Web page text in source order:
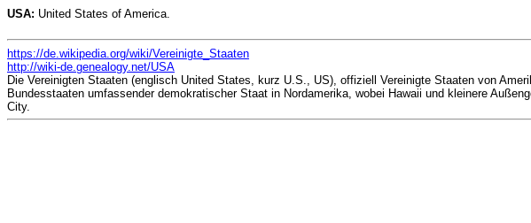
USA: United States of America.
https://de.wikipedia.org/wiki/Vereinigte_Staaten
http://wiki-de.genealogy.net/USA
Die Vereinigten Staaten (englisch United States, kurz U.S., US), offiziell Vereinigte Staaten von
Bundesstaaten umfassender demokratischer Staat in Nordamerika, wobei Hawaii und kleinere
City.